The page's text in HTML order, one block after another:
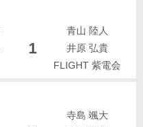
1
青山 陸人
井原 弘貴
FLIGHT 紫電会
寺島 颯大